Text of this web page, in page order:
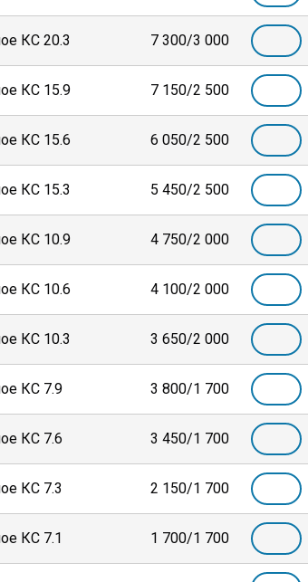
КС 20.3 7 300/3 000
КС 15.9 7 150/2 500
КС 15.6 6 050/2 500
КС 15.3 5 450/2 500
КС 10.9 4 750/2 000
КС 10.6 4 100/2 000
КС 10.3 3 650/2 000
КС 7.9 3 800/1 700
КС 7.6 3 450/1 700
КС 7.3 2 150/1 700
КС 7.1 1 700/1 700